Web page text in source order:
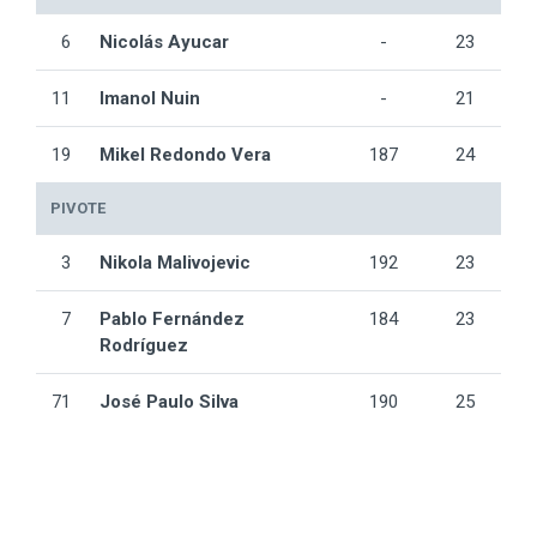
6 Nicolás Ayucar - 23
11 Imanol Nuin - 21
19 Mikel Redondo Vera 187 24
PIVOTE
3 Nikola Malivojevic 192 23
7
Pablo Fernández
Rodríguez
184 23
71 José Paulo Silva 190 25